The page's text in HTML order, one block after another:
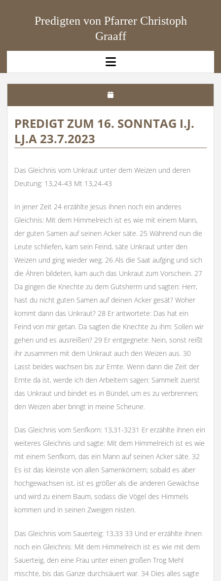
Predigten von Pfarrer Christoph
Graaff
open
menu
PREDIGT ZUM 16. SONNTAG I.J.
LJ.A 23.7.2023
Das Gleichnis vom Unkraut unter dem Weizen und deren
Deutung: 13,24-43 Mt 13,24-43
In jener Zeit 24 erzählte Jesus ihnen noch ein anderes
Gleichnis: Mit dem Himmelreich ist es wie mit einem Mann,
der guten Samen auf seinen Acker säte. 25 Während nun die
Leute schliefen, kam sein Feind, säte Unkraut unter den
Weizen und ging wieder weg. 26 Als die Saat aufging und sich
die Ähren bildeten, kam auch das Unkraut zum Vorschein. 27
Da gingen die Knechte zu dem Gutsherrn und sagten: Herr,
hast du nicht guten Samen auf deinen Acker gesät? Woher
kommt dann das Unkraut? 28 Er antwortete: Das hat ein
Feind von mir getan. Da sagten die Knechte zu ihm: Sollen wir
gehen und es ausreißen? 29 Er entgegnete: Nein, sonst reißt
ihr zusammen mit dem Unkraut auch den Weizen aus. 30
Lasst beides wachsen bis zur Ernte. Wenn dann die Zeit der
Ernte da ist, werde ich den Arbeitern sagen: Sammelt zuerst
das Unkraut und bindet es in Bündel, um es zu verbrennen;
den Weizen aber bringt in meine Scheune.
Das Gleichnis vom Senfkorn: 13,31-3231 Er erzählte ihnen ein
weiteres Gleichnis und sagte: Mit dem Himmelreich ist es wie
mit einem Senfkorn, das ein Mann auf seinen Acker säte. 32
Es ist das kleinste von allen Samenkörnern; sobald es aber
hochgewachsen ist, ist es größer als die anderen Gewächse
und wird zu einem Baum, sodass die Vögel des Himmels
kommen und in seinen Zweigen nisten.
Das Gleichnis vom Sauerteig: 13,33 33 Und er erzählte ihnen
noch ein Gleichnis: Mit dem Himmelreich ist es wie mit dem
Sauerteig, den eine Frau unter einen großen Trog Mehl
mischte, bis das Ganze durchsäuert war. 34 Dies alles sagte